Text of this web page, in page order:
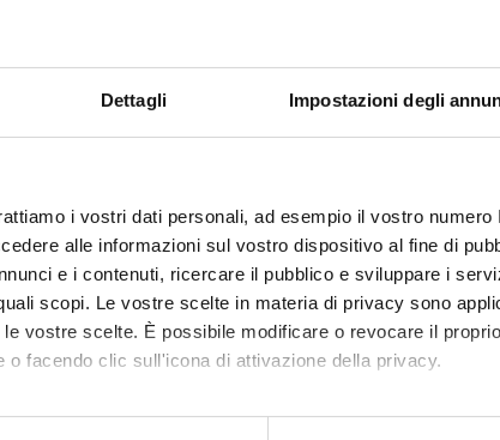
Dettagli Impostazioni degli
i vostri dati personali, ad esempio il vostro numero
alle informazioni sul vostro dispositivo al fine di
e i contenuti, ricercare il pubblico e sviluppare i
scopi. Le vostre scelte in materia di privacy sono
vostre scelte. È possibile modificare o revocare il
o facendo clic sull'icona di attivazione della privacy.
anche:
- tel.080/9176000
FANCIULLO
- Tel. 080/5425168